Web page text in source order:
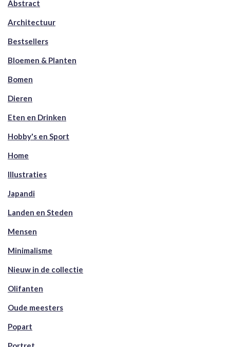
Abstract
Architectuur
Bestsellers
Bloemen & Planten
Bomen
Dieren
Eten en Drinken
Hobby's en Sport
Home
Illustraties
Japandi
Landen en Steden
Mensen
Minimalisme
Nieuw in de collectie
Olifanten
Oude meesters
Popart